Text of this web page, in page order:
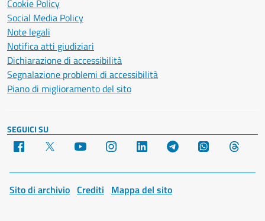
Cookie Policy
Social Media Policy
Note legali
Notifica atti giudiziari
Dichiarazione di accessibilità
Segnalazione problemi di accessibilità
Piano di miglioramento del sito
SEGUICI SU
Facebook YouTube Instagram LinkedIn Telegram WhatsApp
Sito di archivio Crediti Mappa del sito